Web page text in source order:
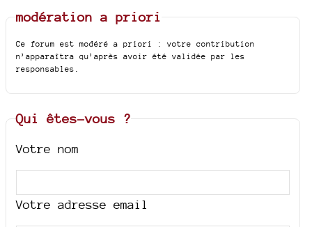
modération a priori
Ce forum est modéré a priori : votre contribution
n’apparaîtra qu’après avoir été validée par les
responsables.
Qui êtes-vous ?
Votre nom
Votre adresse email